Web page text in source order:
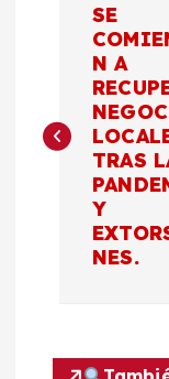
e
SE
N A
TRAS
Y
NES.